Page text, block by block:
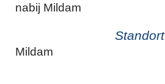
nabij Mildam
Standort
Mildam